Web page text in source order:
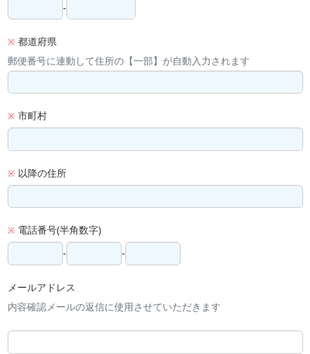
-
※ 都道府県
郵便番号に連動して住所の【一部】が自動入力されます
※ 市町村
※ 以降の住所
※ 電話番号(半角数字)
-
-
メールアドレス
内容確認メールの返信に使用させていただきます